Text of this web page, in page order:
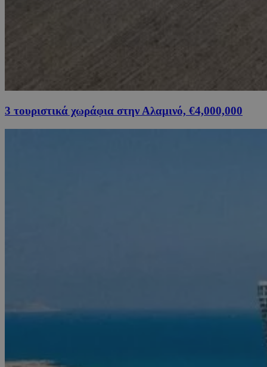
3 τουριστικά χωράφια στην Αλαμινό, €4,000,000